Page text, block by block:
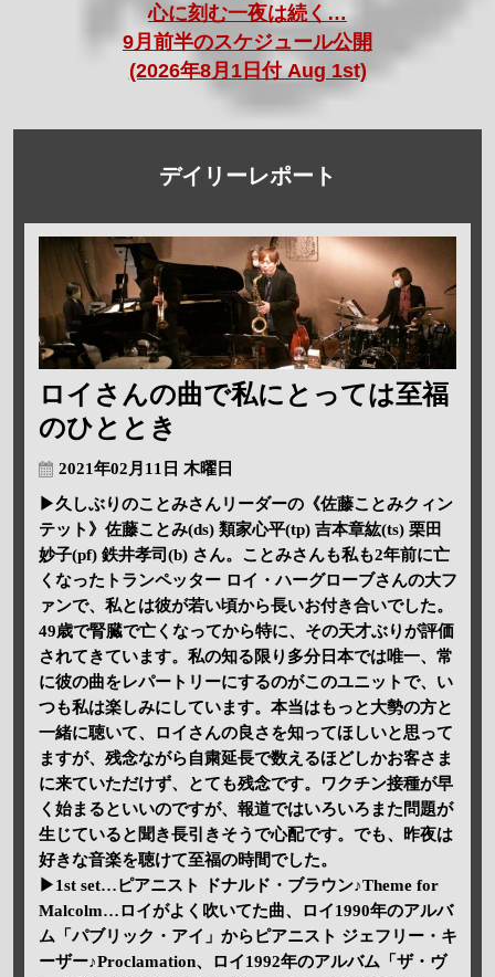
心に刻む一夜は続く…
9月前半のスケジュール公開
(2026年8月1日付 Aug 1st)
デイリーレポート
ロイさんの曲で私にとっては至福
のひととき
2021年02月11日 木曜日
▶久しぶりのことみさんリーダーの《佐藤ことみクィン
テット》佐藤ことみ(ds) 類家心平(tp) 吉本章紘(ts) 栗田
妙子(pf) 鉄井孝司(b) さん。ことみさんも私も2年前に亡
くなったトランペッター ロイ・ハーグローブさんの大フ
ァンで、私とは彼が若い頃から長いお付き合いでした。
49歳で腎臓で亡くなってから特に、その天才ぶりが評価
されてきています。私の知る限り多分日本では唯一、常
に彼の曲をレパートリーにするのがこのユニットで、い
つも私は楽しみにしています。本当はもっと大勢の方と
一緒に聴いて、ロイさんの良さを知ってほしいと思って
ますが、残念ながら自粛延長で数えるほどしかお客さま
に来ていただけず、とても残念です。ワクチン接種が早
く始まるといいのですが、報道ではいろいろまた問題が
生じていると聞き長引きそうで心配です。でも、昨夜は
好きな音楽を聴けて至福の時間でした。
▶1st set…ピアニスト ドナルド・ブラウン♪Theme for
Malcolm…ロイがよく吹いてた曲、ロイ1990年のアルバ
ム「パブリック・アイ」からピアニスト ジェフリー・キ
ーザー♪Proclamation、ロイ1992年のアルバム「ザ・ヴ